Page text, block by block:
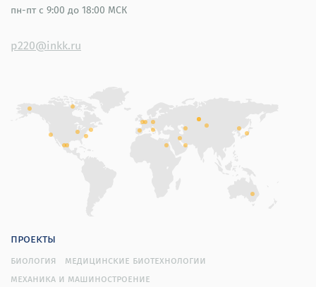
пн-пт с 9:00 до 18:00 МСК
p220@inkk.ru
проекты
биология
медицинские биотехнологии
механика и машиностроение